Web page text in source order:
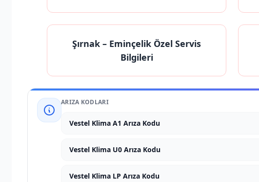
Şırnak – Eminçelik Özel Servis
Bilgileri
ARIZA KODLARI
Vestel Klima A1 Arıza Kodu
Vestel Klima U0 Arıza Kodu
Vestel Klima LP Arıza Kodu